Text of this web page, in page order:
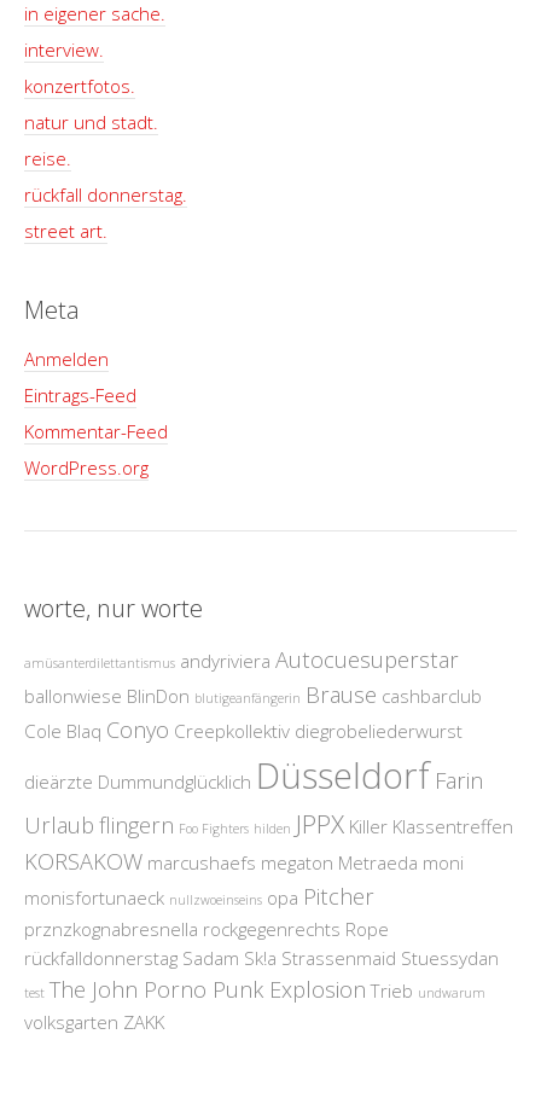
in eigener sache.
interview.
konzertfotos.
natur und stadt.
reise.
rückfall donnerstag.
street art.
Meta
Anmelden
Eintrags-Feed
Kommentar-Feed
WordPress.org
worte, nur worte
amüsanterdilettantismus andyriviera Autocuesuperstar
ballonwiese BlinDon blutigeanfängerin Brause cashbarclub
Cole Blaq Conyo Creepkollektiv diegrobeliederwurst
dieärzte Dummundglücklich Düsseldorf Farin
Urlaub flingern Foo Fighters hilden JPPX Killer Klassentreffen
KORSAKOW marcushaefs megaton Metraeda moni
monisfortunaeck nullzwoeinseins opa Pitcher
prznzkognabresnella rockgegenrechts Rope
rückfalldonnerstag Sadam Sk!a Strassenmaid Stuessydan
test The John Porno Punk Explosion Trieb undwarum
volksgarten ZAKK